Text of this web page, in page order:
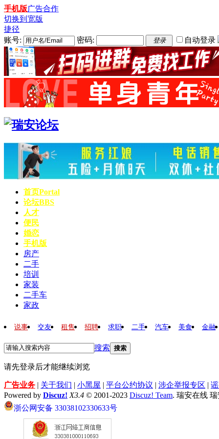
手机版广告合作
切换到宽版
捷径
账号:
密码: 登录 自动登录
首页Portal
论坛BBS
人才
便民
婚恋
手机版
房产
二手
培训
家装
二手车
家政
说事 交友 租售 招聘 求职 二手 汽车 美食 金融
搜索 搜索
请先登录后才能继续浏览
广告业务 | 关于我们 | 小黑屋 | 平台公约协议 | 涉企举报专区 |
Powered by Discuz! X3.4 © 2001-2023 Discuz! Team. 瑞安在线
浙公网安备 33038102330633号